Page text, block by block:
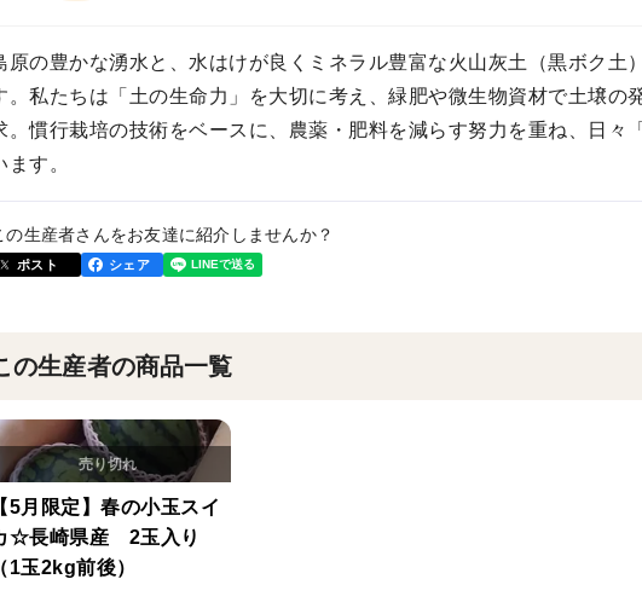
原の豊かな湧水と、水はけが良くミネラル豊富な火山灰土（黒ボク土
。私たちは「土の生命力」を大切に考え、緑肥や微生物資材で土壌の
。慣行栽培の技術をベースに、農薬・肥料を減らす努力を重ね、日々
ます。
の生産者さんをお友達に紹介しませんか？
ポスト シェア
の生産者の商品一覧
【5月限定】春の小玉スイ
☆長崎県産 2玉入り
（1玉2kg前後）